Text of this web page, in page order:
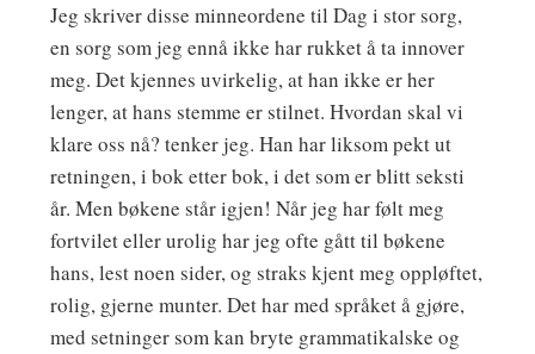
Jeg skriver disse minneordene til Dag i stor sorg,
en sorg som jeg ennå ikke har rukket å ta innover
meg. Det kjennes uvirkelig, at han ikke er her
lenger, at hans stemme er stilnet. Hvordan skal vi
klare oss nå? tenker jeg. Han har liksom pekt ut
retningen, i bok etter bok, i det som er blitt seksti
år. Men bøkene står igjen! Når jeg har følt meg
fortvilet eller urolig har jeg ofte gått til bøkene
hans, lest noen sider, og straks kjent meg oppløftet,
rolig, gjerne munter. Det har med språket å gjøre,
med setninger som kan bryte grammatikalske og